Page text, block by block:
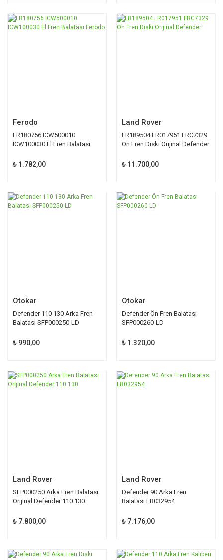
Ferodo
LR180756 ICW500010
ICW100030 El Fren Balatası
₺ 1.782,00
Land Rover
LR189504 LR017951 FRC7329
Ön Fren Diski Orijinal Defender
₺ 11.700,00
Otokar
Defender 110 130 Arka Fren
Balatası SFP000250-LD
₺ 990,00
Otokar
Defender Ön Fren Balatası
SFP000260-LD
₺ 1.320,00
Land Rover
SFP000250 Arka Fren Balatası
Orijinal Defender 110 130
₺ 7.800,00
Land Rover
Defender 90 Arka Fren
Balatası LR032954
₺ 7.176,00